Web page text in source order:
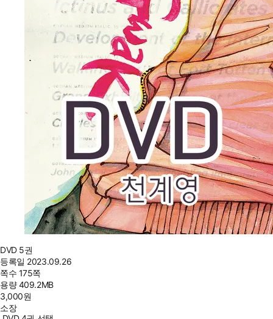
DVD 5권
등록일 2023.09.26
쪽수 175쪽
용량409.2MB
3,000원
소장